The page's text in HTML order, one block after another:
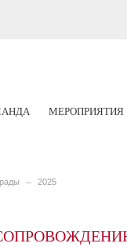
МЕРОПРИЯТИЯ
2025